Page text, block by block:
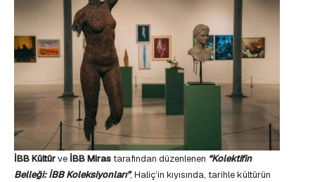
İBB Kültürve İBB Mirastarafından düzenlenen “Kolektifin
Belleği: İBB Koleksiyonları”, Haliç’in kıyısında, tarihle kültürün